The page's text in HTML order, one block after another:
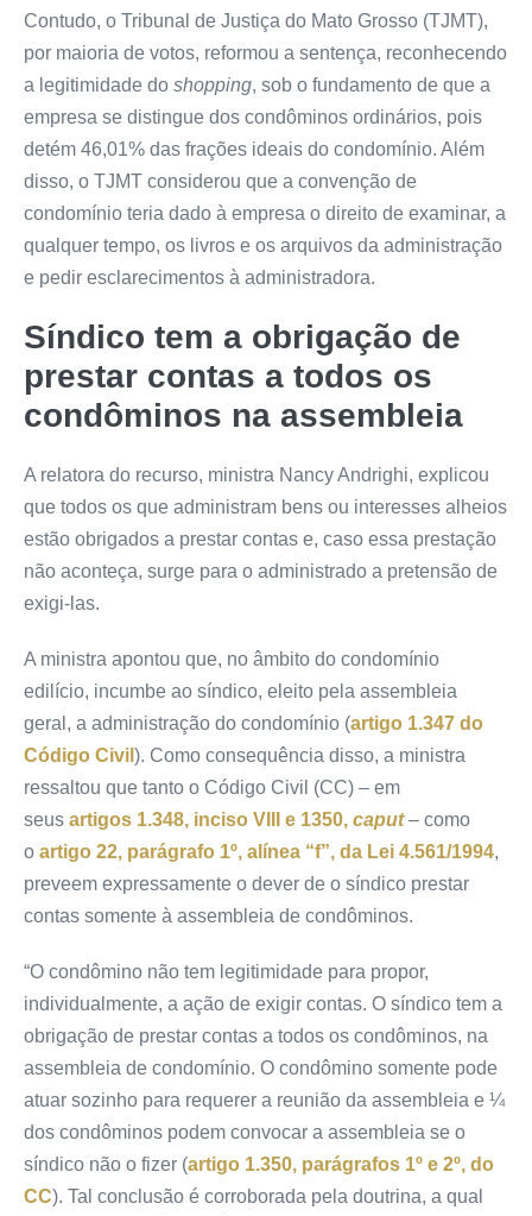
Contudo, o Tribunal de Justiça do Mato Grosso (TJMT),
por maioria de votos, reformou a sentença, reconhecendo
a legitimidade do shopping, sob o fundamento de que a
empresa se distingue dos condôminos ordinários, pois
detém 46,01% das frações ideais do condomínio. Além
disso, o TJMT considerou que a convenção de
condomínio teria dado à empresa o direito de examinar, a
qualquer tempo, os livros e os arquivos da administração
e pedir esclarecimentos à administradora.
Síndico tem a obrigação de
prestar contas a todos os
condôminos na assembleia
A relatora do recurso, ministra Nancy Andrighi, explicou
que todos os que administram bens ou interesses alheios
estão obrigados a prestar contas e, caso essa prestação
não aconteça, surge para o administrado a pretensão de
exigi-las.
A ministra apontou que, no âmbito do condomínio
edilício, incumbe ao síndico, eleito pela assembleia
geral, a administração do condomínio (artigo 1.347 do
Código Civil ). Como consequência disso, a ministra
ressaltou que tanto o Código Civil (CC) – em
seus artigos 1.348, inciso VIII e 1350, caput– como
o artigo 22, parágrafo 1º, alínea “f”, da Lei 4.561/1994,
preveem expressamente o dever de o síndico prestar
contas somente à assembleia de condôminos.
“O condômino não tem legitimidade para propor,
individualmente, a ação de exigir contas. O síndico tem a
obrigação de prestar contas a todos os condôminos, na
assembleia de condomínio. O condômino somente pode
atuar sozinho para requerer a reunião da assembleia e ¼
dos condôminos podem convocar a assembleia se o
síndico não o fizer (artigo 1.350, parágrafos 1º e 2º, do
CC). Tal conclusão é corroborada pela doutrina, a qual